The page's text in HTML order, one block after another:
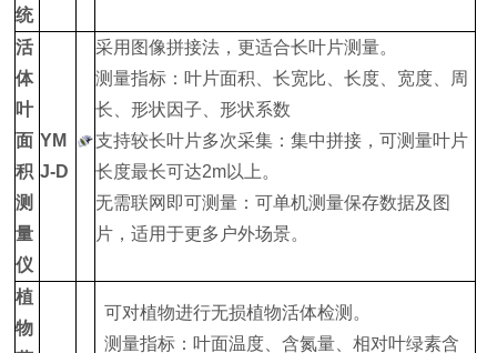
统
活
体
叶
面
积
测
量
仪
YM
J-D
采用图像拼接法，更适合长叶片测量。
测量指标：叶片面积、长宽比、长度、宽度、周
长、形状因子、形状系数
支持较长叶片多次采集：集中拼接，可测量叶片
长度最长可达2m以上。
无需联网即可测量：可单机测量保存数据及图
片，适用于更多户外场景。
植
物
可对植物进行无损植物活体检测。
测量指标：叶面温度、含氮量、相对叶绿素含